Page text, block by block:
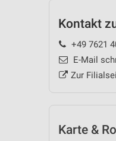
Kontakt
+49 7621
E-Mail
Zur
Karte &